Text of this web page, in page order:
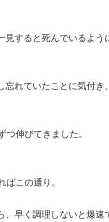
見すると死んでいるよう
忘れていたことに気付き
つ伸びてきました。
ばこの通り。
、早く調理しないと爆速